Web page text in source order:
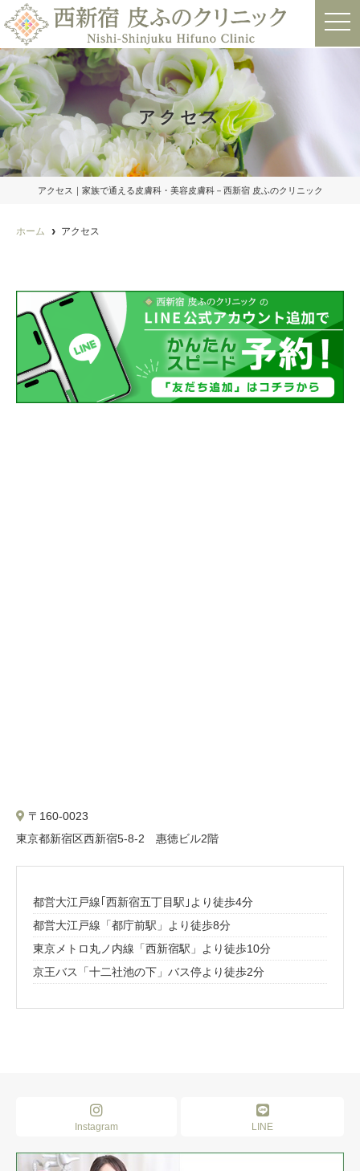
t
o
i
アクセス
アクセス｜家族で通える皮膚科・美容皮膚科－西新宿 皮ふのクリニック
ホーム アクセス
〒160-0023
東京都新宿区西新宿5-8-2 惠徳ビル2階
都営大江戸線｢西新宿五丁目駅｣より徒歩4分
都営大江戸線「都庁前駅」より徒歩8分
東京メトロ丸ノ内線「西新宿駅」より徒歩10分
京王バス「十二社池の下」バス停より徒歩2分
Instagram LINE